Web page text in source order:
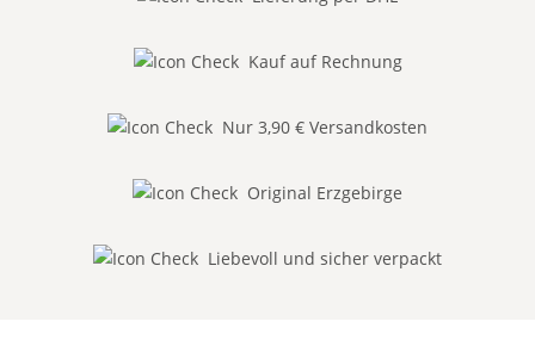
Kauf auf Rechnung
Nur 3,90 € Versandkosten
Original Erzgebirge
Liebevoll und sicher verpackt